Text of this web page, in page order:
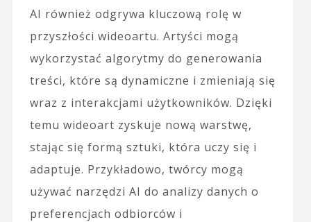
AI również odgrywa kluczową rolę w
przyszłości wideoartu. Artyści mogą
wykorzystać algorytmy do generowania
treści, które są dynamiczne i zmieniają się
wraz z interakcjami użytkowników. Dzięki
temu wideoart zyskuje nową warstwę,
stając się formą sztuki, która uczy się i
adaptuje. Przykładowo, twórcy mogą
używać narzędzi AI do analizy danych o
preferencjach odbiorców i